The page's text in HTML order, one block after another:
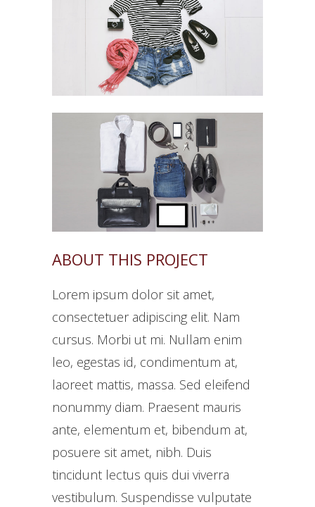
ABOUT THIS PROJECT
Lorem ipsum dolor sit amet,
consectetuer adipiscing elit. Nam
cursus. Morbi ut mi. Nullam enim
leo, egestas id, condimentum at,
laoreet mattis, massa. Sed eleifend
nonummy diam. Praesent mauris
ante, elementum et, bibendum at,
posuere sit amet, nibh. Duis
tincidunt lectus quis dui viverra
vestibulum. Suspendisse vulputate